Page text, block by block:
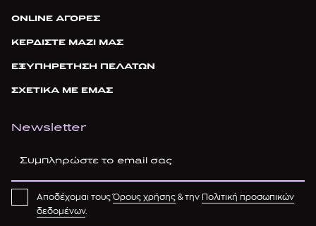
ONLINE ΑΓΟΡΕΣ
ΚΕΡΔΙΣΤΕ ΜΑΖΙ ΜΑΣ
ΕΞΥΠΗΡΕΤΗΣΗ ΠΕΛΑΤΩΝ
ΣΧΕΤΙΚΑ ΜΕ ΕΜΑΣ
Newsletter
Αποδέχομαι τουςΌρους χρήσης & την Πολιτική προσωπικών
δεδομένων.